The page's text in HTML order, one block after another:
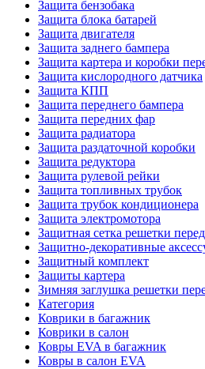
Защита бензобака
Защита блока батарей
Защита двигателя
Защита заднего бампера
Защита картера и коробки
Защита кислородного датчика
Защита КПП
Защита переднего бампера
Защита передних фар
Защита радиатора
Защита раздаточной коробки
Защита редуктора
Защита рулевой рейки
Защита топливных трубок
Защита трубок кондиционера
Защита электромотора
Защитная сетка решетки
Защитно-декоративные
Защитный комплект
Защиты картера
Зимняя заглушка решетки
Категория
Коврики в багажник
Коврики в салон
Ковры EVA в багажник
Ковры в салон EVA